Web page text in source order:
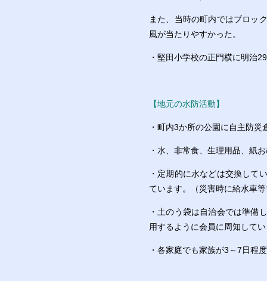
また、当時の町内ではブロッ
風が当たりやすかった。
・堅田小学校の正門横に明治
【地元の水防活動】
・町内3か所の公園に自主防
・水、非常食、生理用品、紙
・定期的に水などは交換して
ています。（災害時に給水車
・土のう袋は自治会では準備
用するように会員に周知して
・各家庭でも家族が3～7日程